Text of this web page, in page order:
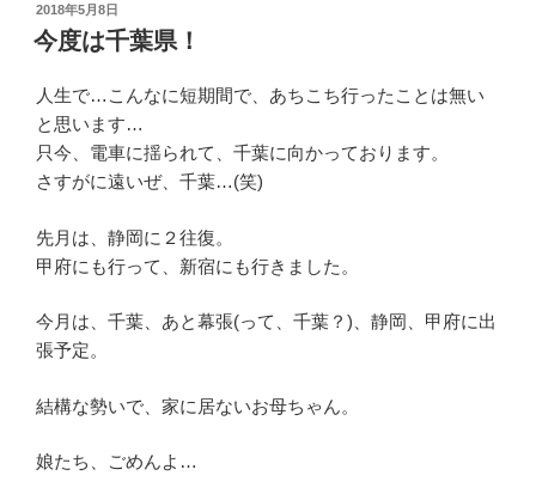
投
稿
日:
2018年5月8日
今度は千葉県！
人生で…こんなに短期間で、あちこち行ったことは無い
と思います…
只今、電車に揺られて、千葉に向かっております。
さすがに遠いぜ、千葉…(笑)
先月は、静岡に２往復。
甲府にも行って、新宿にも行きました。
今月は、千葉、あと幕張(って、千葉？)、静岡、甲府に出
張予定。
結構な勢いで、家に居ないお母ちゃん。
娘たち、ごめんよ…